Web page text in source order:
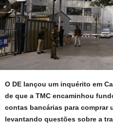
O DE lançou um inquérito em
de que a TMC encaminhou
contas bancárias para comprar
levantando questões sobre a